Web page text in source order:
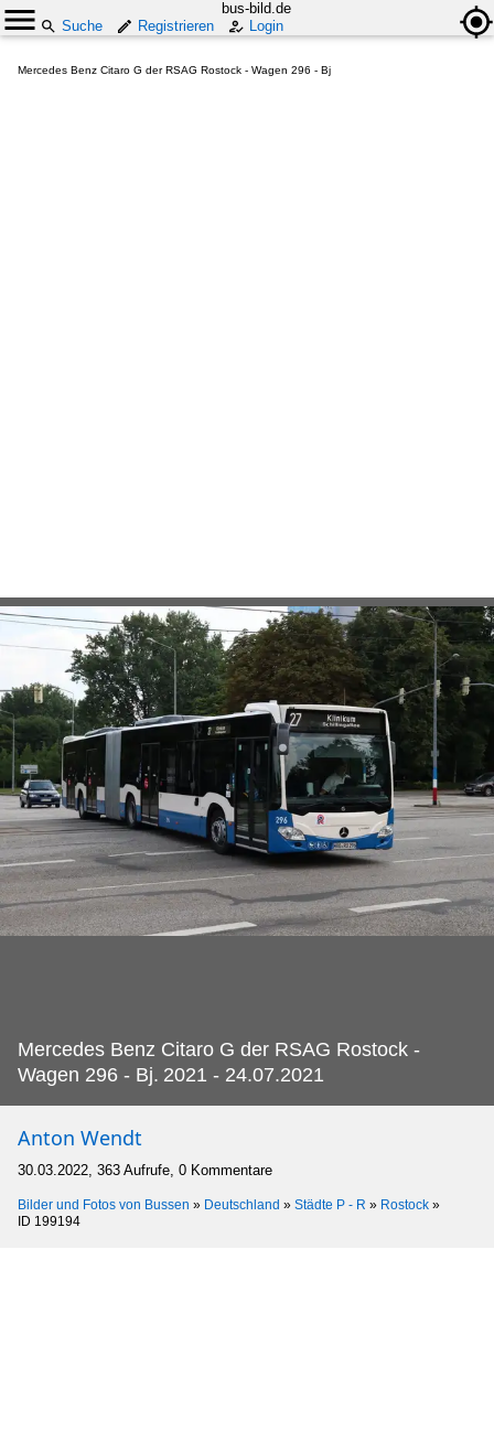
bus-bild.de
Suche
Registrieren Login
Mercedes Benz Citaro G der RSAG Rostock - Wagen 296 - Bj
Mercedes Benz Citaro G der RSAG Rostock -
Wagen 296 - Bj. 2021 - 24.07.2021
Anton Wendt
30.03.2022, 363 Aufrufe, 0 Kommentare
Bilder und Fotos von Bussen » Deutschland » Städte P - R » Rostock »
ID 199194